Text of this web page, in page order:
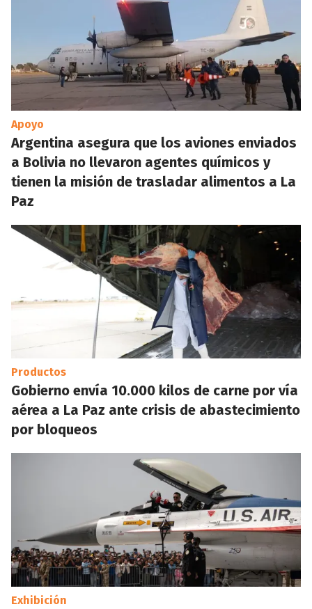
Apoyo
Argentina asegura que los aviones enviados
a Bolivia no llevaron agentes químicos y
tienen la misión de trasladar alimentos a La
Paz
Productos
Gobierno envía 10.000 kilos de carne por vía
aérea a La Paz ante crisis de abastecimiento
por bloqueos
Exhibición